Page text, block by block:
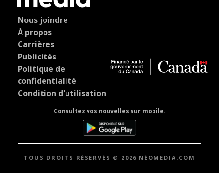
Nous joindre
À propos
Carrières
Publicités
Politique de
confidentialité
Condition d'utilisation
Consultez vos nouvelles sur mobile.
TOUS DROITS RÉSERVÉS © 2026 NÉOMEDIA.COM